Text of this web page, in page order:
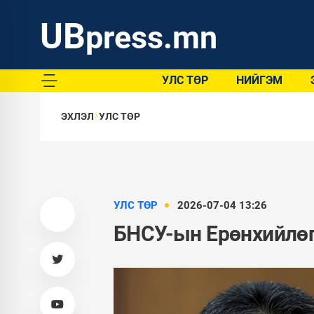
UBpress.mn
УЛС ТӨР НИЙГЭМ
ЭХЛЭЛ УЛС ТӨР
УЛС ТӨР 2026-07-04 13:26
БНСУ-ын